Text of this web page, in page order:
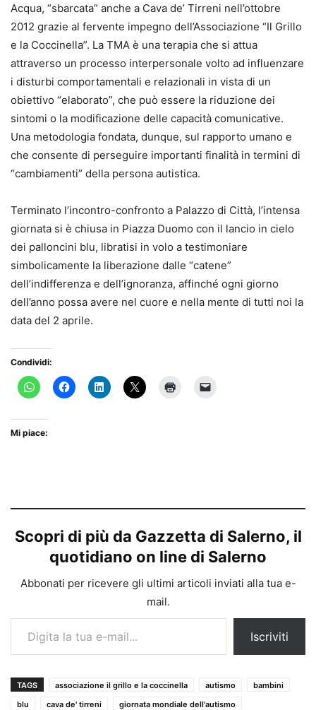
Acqua, “sbarcata” anche a Cava de’ Tirreni nell’ottobre
2012 grazie al fervente impegno dell’Associazione “Il Grillo
e la Coccinella”. La TMA è una terapia che si attua
attraverso un processo interpersonale volto ad influenzare
i disturbi comportamentali e relazionali in vista di un
obiettivo “elaborato”, che può essere la riduzione dei
sintomi o la modificazione delle capacità comunicative.
Una metodologia fondata, dunque, sul rapporto umano e
che consente di perseguire importanti finalità in termini di
“cambiamenti” della persona autistica.
Terminato l’incontro-confronto a Palazzo di Città, l’intensa
giornata si è chiusa in Piazza Duomo con il lancio in cielo
dei palloncini blu, libratisi in volo a testimoniare
simbolicamente la liberazione dalle “catene”
dell’indifferenza e dell’ignoranza, affinché ogni giorno
dell’anno possa avere nel cuore e nella mente di tutti noi la
data del 2 aprile.
Condividi:
Mi piace:
Scopri di più da Gazzetta di Salerno, il
quotidiano on line di Salerno
Abbonati per ricevere gli ultimi articoli inviati alla tua e-
mail.
Digita la tua e-mail...
Iscriviti
TAGS associazione il grillo e la coccinella autismo
bambini
blu
cava de' tirreni
giornata mondiale dell'autismo